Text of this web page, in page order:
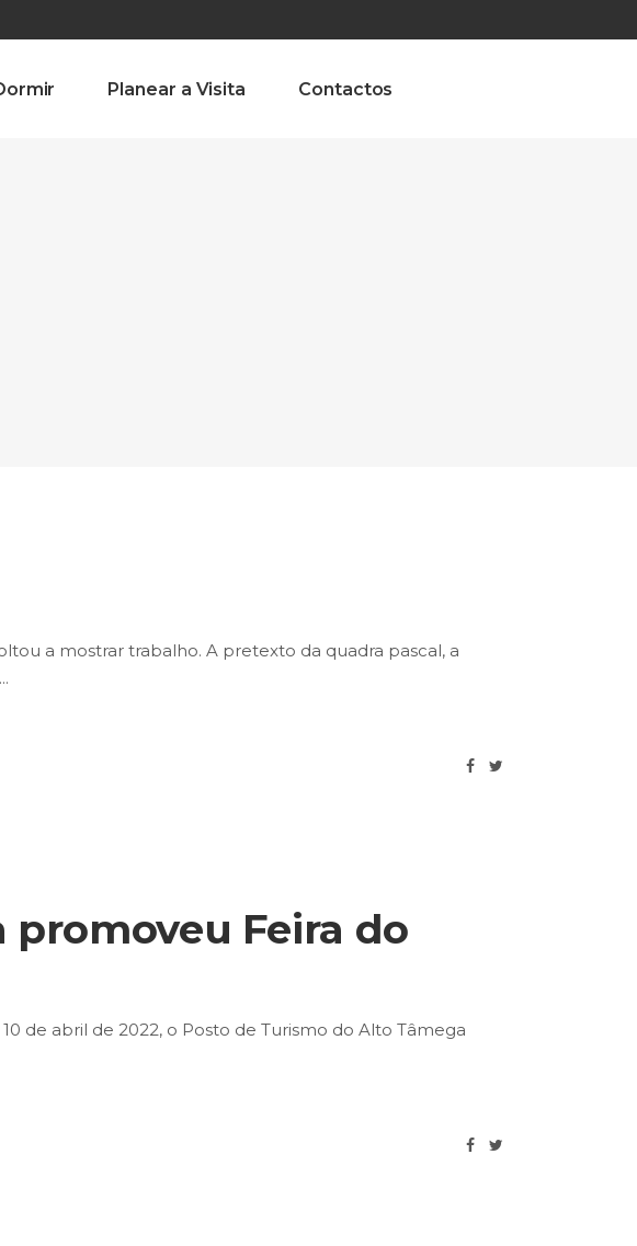
Planear a Visita Contactos
a mostrar trabalho. A pretexto da quadra pascal, a
Feira do
de abril de 2022, o Posto de Turismo do Alto Tâmega